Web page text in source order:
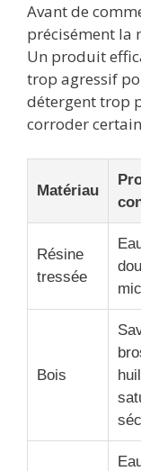
Avant de
précisément la
Un produit
trop agressif
détergent trop
corroder
Matériau
Résine
tressée
Bois